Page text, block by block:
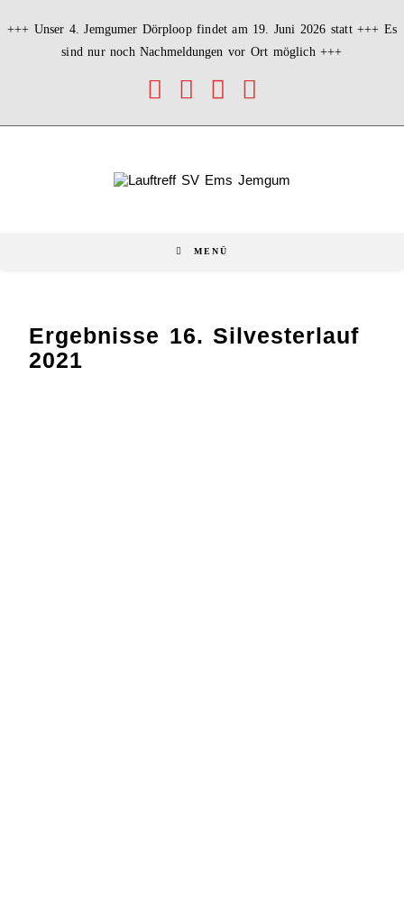
+++ Unser 4. Jemgumer Dörploop findet am 19. Juni 2026 statt +++ Es
sind nur noch Nachmeldungen vor Ort möglich +++
MENÜ
Ergebnisse 16. Silvesterlauf
2021